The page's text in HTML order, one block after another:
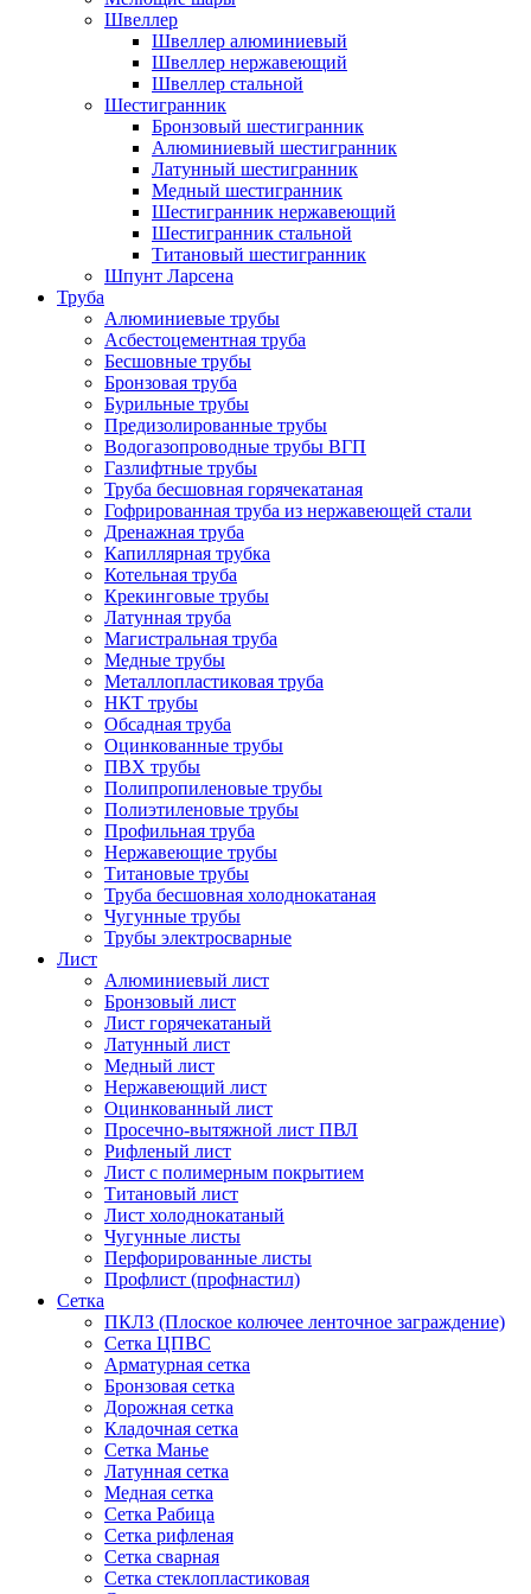
Швеллер
Швеллер алюминиевый
Швеллер нержавеющий
Швеллер стальной
Шестигранник
Бронзовый шестигранник
Алюминиевый шестигранник
Латунный шестигранник
Медный шестигранник
Шестигранник нержавеющий
Шестигранник стальной
Титановый шестигранник
Шпунт Ларсена
Труба
Алюминиевые трубы
Асбестоцементная труба
Бесшовные трубы
Бронзовая труба
Бурильные трубы
Предизолированные трубы
Водогазопроводные трубы ВГП
Газлифтные трубы
Труба бесшовная горячекатаная
Гофрированная труба из нержавеющей стали
Дренажная труба
Капиллярная трубка
Котельная труба
Крекинговые трубы
Латунная труба
Магистральная труба
Медные трубы
Металлопластиковая труба
НКТ трубы
Обсадная труба
Оцинкованные трубы
ПВХ трубы
Полипропиленовые трубы
Полиэтиленовые трубы
Профильная труба
Нержавеющие трубы
Титановые трубы
Труба бесшовная холоднокатаная
Чугунные трубы
Трубы электросварные
Лист
Алюминиевый лист
Бронзовый лист
Лист горячекатаный
Латунный лист
Медный лист
Нержавеющий лист
Оцинкованный лист
Просечно-вытяжной лист ПВЛ
Рифленый лист
Лист с полимерным покрытием
Титановый лист
Лист холоднокатаный
Чугунные листы
Перфорированные листы
Профлист (профнастил)
Сетка
ПКЛЗ (Плоское колючее ленточное заграждение)
Сетка ЦПВС
Арматурная сетка
Бронзовая сетка
Дорожная сетка
Кладочная сетка
Сетка Манье
Латунная сетка
Медная сетка
Сетка Рабица
Сетка рифленая
Сетка сварная
Сетка стеклопластиковая